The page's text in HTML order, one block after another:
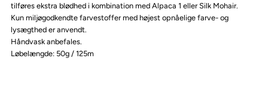
tilføres ekstra blødhed i kombination med Alpaca 1 eller Silk Mohair.
Kun miljøgodkendte farvestoffer med højest opnåelige farve- og
lysægthed er anvendt.
Håndvask anbefales.
Løbelængde: 50g / 125m